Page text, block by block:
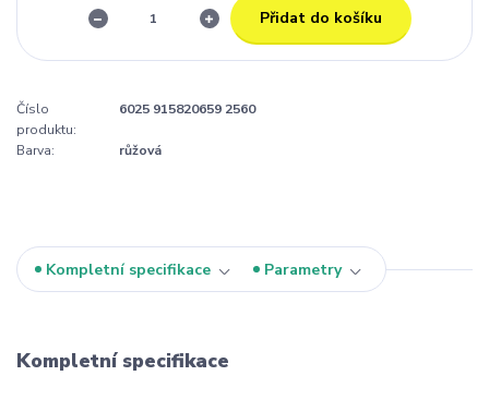
Přidat do košíku
Číslo
produktu:
6025 915820659 2560
Barva: růžová
Kompletní specifikace Parametry
Kompletní specifikace